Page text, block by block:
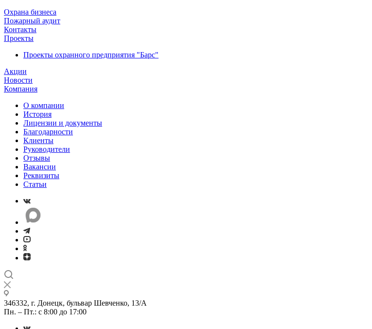
Охрана бизнеса
Пожарный аудит
Контакты
Проекты
Проекты охранного предприятия "Барс"
Акции
Новости
Компания
О компании
История
Лицензии и документы
Благодарности
Клиенты
Руководители
Отзывы
Вакансии
Реквизиты
Статьи
346332, г. Донецк, бульвар Шевченко, 13/А
Пн. – Пт.: с 8:00 до 17:00